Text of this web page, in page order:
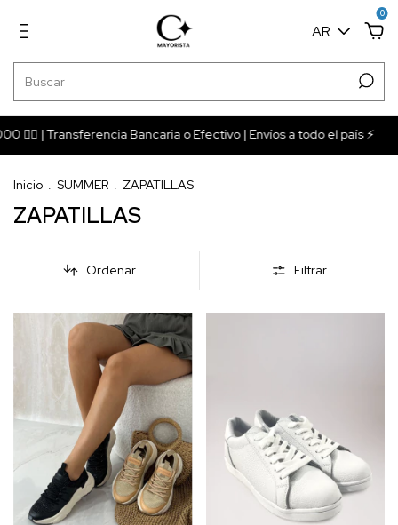
AR
0
| Transferencia Bancaria o Efectivo | Envíos a todo el país ⚡️
Inicio . SUMMER . ZAPATILLAS
ZAPATILLAS
Ordenar Filtrar